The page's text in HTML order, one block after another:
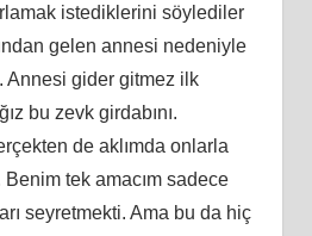
istediklerini söylediler
gelen annesi nedeniyle
Annesi gider gitmez ilk
bu zevk girdabını.
de aklımda onlarla
tek amacım sadece
seyretmekti. Ama bu da hiç